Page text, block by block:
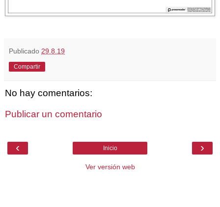
Publicado 29.8.19
Compartir
No hay comentarios:
Publicar un comentario
‹ ›
Inicio
Ver versión web